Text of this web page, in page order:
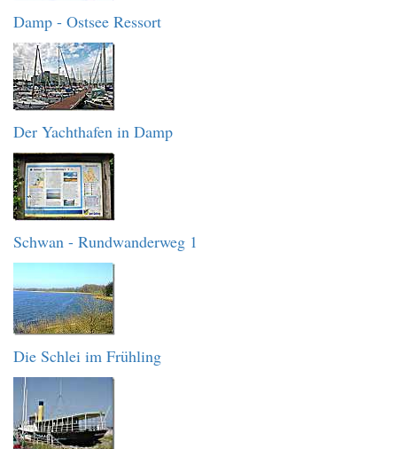
Damp - Ostsee Ressort
Der Yachthafen in Damp
Schwan - Rundwanderweg 1
Die Schlei im Frühling